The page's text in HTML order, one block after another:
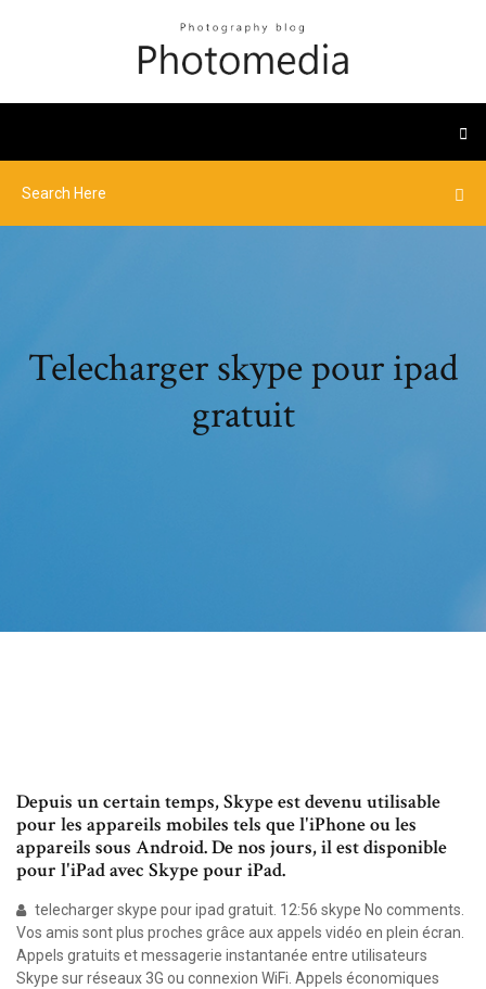
Telecharger skype pour ipad
gratuit
Depuis un certain temps, Skype est devenu utilisable
pour les appareils mobiles tels que l'iPhone ou les
appareils sous Android. De nos jours, il est disponible
pour l'iPad avec Skype pour iPad.
telecharger skype pour ipad gratuit. 12:56 skype No comments.
Vos amis sont plus proches grâce aux appels vidéo en plein écran.
Appels gratuits et messagerie instantanée entre utilisateurs
Skype sur réseaux 3G ou connexion WiFi. Appels économiques